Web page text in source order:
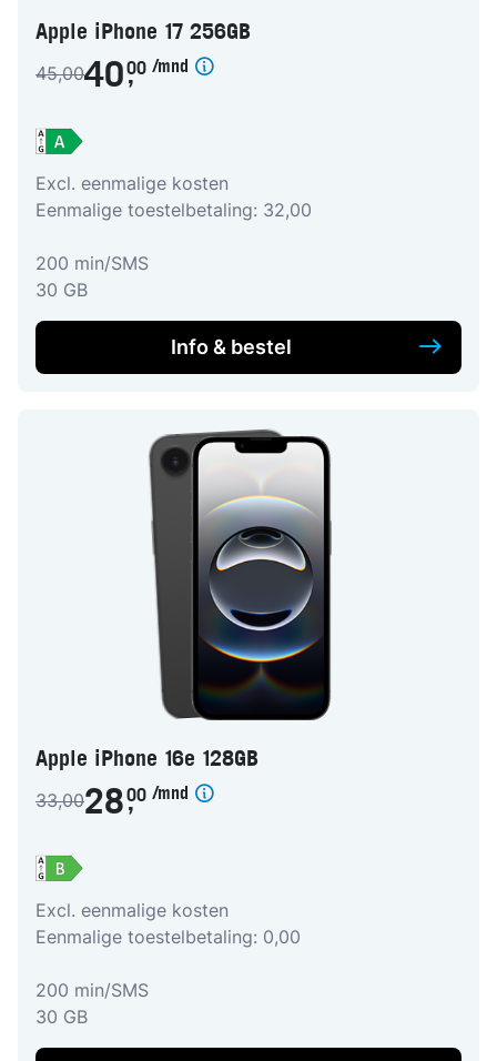
Apple iPhone 17 256GB
45,0040,
00 /mnd
Excl. eenmalige kosten
Eenmalige toestelbetaling: 32,00
200 min/SMS
30 GB
Info & bestel
Apple iPhone 16e 128GB
33,0028,
00 /mnd
Excl. eenmalige kosten
Eenmalige toestelbetaling: 0,00
200 min/SMS
30 GB